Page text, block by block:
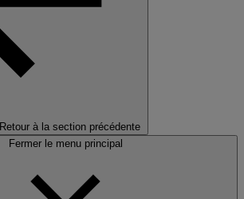
Retour à la section précédente
Fermer le menu principal